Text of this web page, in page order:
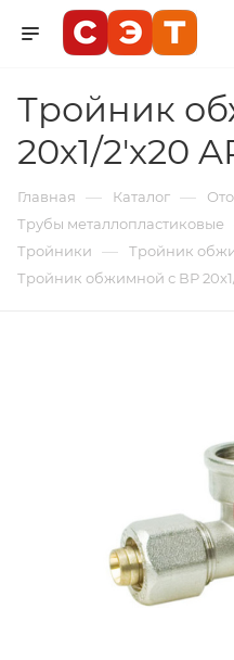
Тройник
20х1/2'x20
Главная — Каталог —
Трубы металлопластиковые
Тройники — Тройник
Тройник обжимной с ВР